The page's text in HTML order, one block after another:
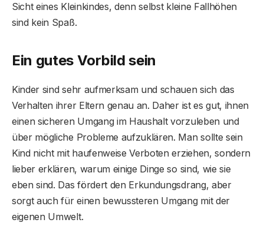
Sicht eines Kleinkindes, denn selbst kleine Fallhöhen
sind kein Spaß.
Ein gutes Vorbild sein
Kinder sind sehr aufmerksam und schauen sich das
Verhalten ihrer Eltern genau an. Daher ist es gut, ihnen
einen sicheren Umgang im Haushalt vorzuleben und
über mögliche Probleme aufzuklären. Man sollte sein
Kind nicht mit haufenweise Verboten erziehen, sondern
lieber erklären, warum einige Dinge so sind, wie sie
eben sind. Das fördert den Erkundungsdrang, aber
sorgt auch für einen bewussteren Umgang mit der
eigenen Umwelt.